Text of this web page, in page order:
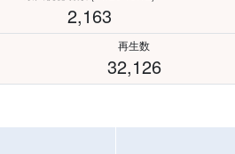
2,163
再生数
32,126